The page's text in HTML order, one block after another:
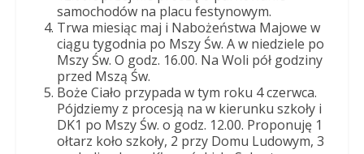
samochodów na placu festynowym.
Trwa miesiąc maj i Nabożeństwa Majowe w
ciągu tygodnia po Mszy Św. A w niedziele po
Mszy Św. O godz. 16.00. Na Woli pół godziny
przed Mszą Św.
Boże Ciało przypada w tym roku 4 czerwca.
Pójdziemy z procesją na w kierunku szkoły i
DK1 po Mszy Św. o godz. 12.00. Proponuję 1
ołtarz koło szkoły, 2 przy Domu Ludowym, 3